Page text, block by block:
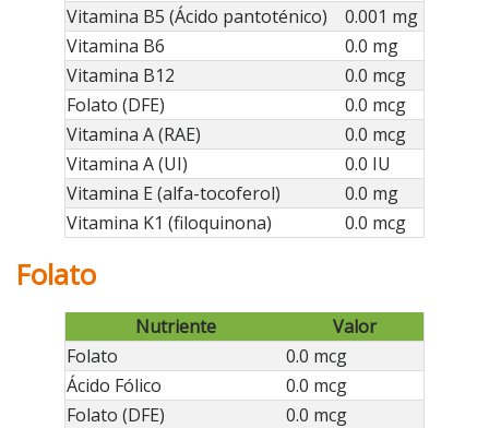
Vitamina B5 (Ácido pantoténico)
0.001 mg
Vitamina B6
0.0 mg
Vitamina B12
0.0 mcg
Folato (DFE)
0.0 mcg
Vitamina A (RAE)
0.0 mcg
Vitamina A (UI)
0.0 IU
Vitamina E (alfa-tocoferol)
0.0 mg
Vitamina K1 (filoquinona)
0.0 mcg
Folato
Nutriente
Valor
Folato
0.0 mcg
Ácido Fólico
0.0 mcg
Folato (DFE)
0.0 mcg